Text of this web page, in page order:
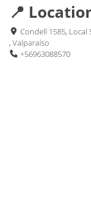
📍
Condell 1585, Local
, Valparaíso
+56963088570